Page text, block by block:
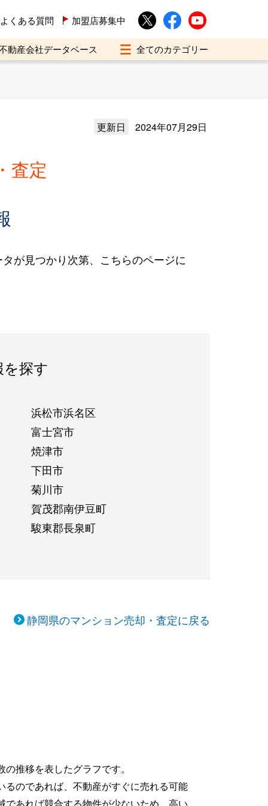
よくある質問 加盟店募集中
動産会社データベース
更新日 2024年07月29日
査定
が見つかり次第、こちらのページに
探す
浜松市浜名区
富士宮市
焼津市
下田市
菊川市
賀茂郡南伊豆町
駿東郡長泉町
静岡県のマンション売却・査定に戻る
推移を表したグラフです。
るのであれば、不動産がすぐに売れる可能